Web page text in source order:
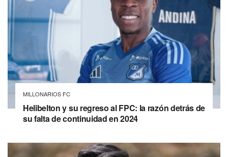
MILLONARIOS FC
Helibelton y su regreso al FPC: la razón detrás de
su falta de continuidad en 2024